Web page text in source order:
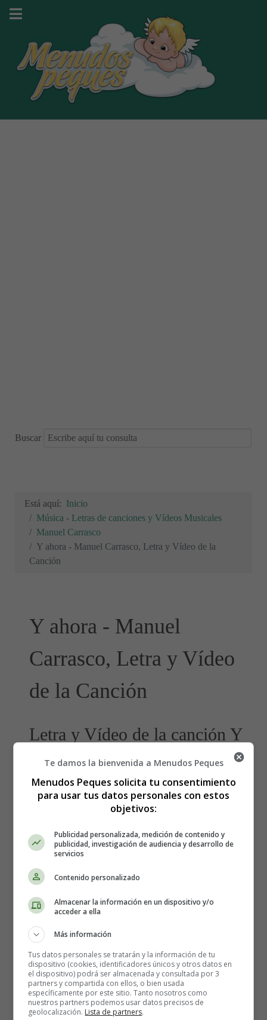
Buscar
Está aquí: Inicio
Música - Letras de canciones y Vídeos Musicales
Manuel Carrasco
Y ahora - Manuel Carrasco, Letra y Vídeo de la
Canción
Y ahora - Manuel
Carrasco, Letra y Vídeo
de la Canción
Letra y Vídeo de la canción Y
ahora, de Manuel Carrasco
Escúchame, si estás ahí, quiero que sepas,
que esta canción, nace de ti, por ser la dueña.
dando sentido a todo lo que no lo tiene
Me paro en este renglón, pa' decirte que te quiero.
Escúchame, si estás ahí quiero que sepas,
que sigo aquí sintiéndote con este miedo
porque no aguantes y el corazón se te distraiga por
momentos,
y te olvides de mí, ¡qué envidiosa la distancia! también
quiso formar parte de lo nuestro.
Y ahora que mi canción te toca, que tiembla de emoción,
que sus palabras cuentan como locas. ¡Extrañarte!
Y ahora si ves como te lloran, acuérdate de mí,
Te damos la bienvenida a Menudos Peques
Menudos Peques solicita tu consentimiento
para usar tus datos personales con estos
objetivos:
Publicidad personalizada, medición de contenido y
publicidad, investigación de audiencia y desarrollo de
servicios
Contenido personalizado
Almacenar la información en un dispositivo y/o
acceder a ella
Más información
Tus datos personales se tratarán y la información de tu
dispositivo (cookies, identificadores únicos y otros datos en
el dispositivo) podrá ser almacenada y consultada por 3
partners y compartida con ellos, o bien usada
específicamente por este sitio. Tanto nosotros como
nuestros partners podemos usar datos precisos de
geolocalización. Lista de partners.